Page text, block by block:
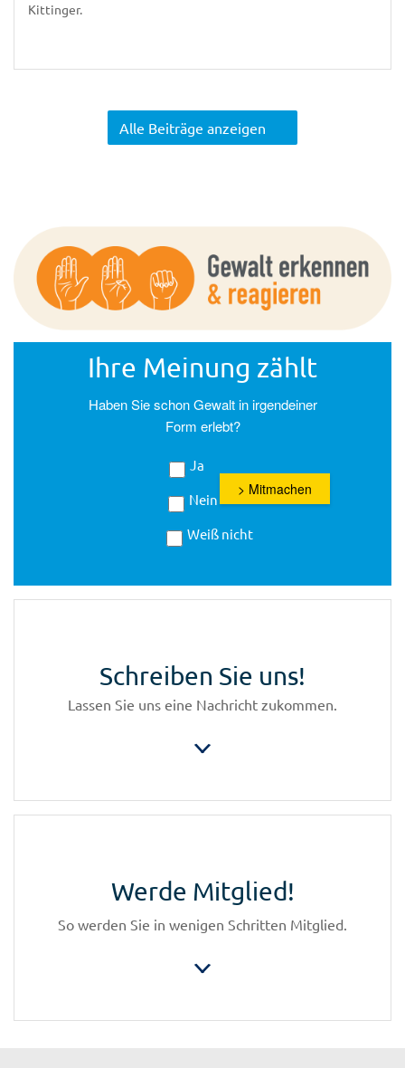
Kittinger.
Alle Beiträge anzeigen
Ihre Meinung zählt
Haben Sie schon Gewalt in irgendeiner
Form erlebt?
Ja
Nein
Weiß nicht
> Mitmachen
Schreiben Sie uns!
Lassen Sie uns eine Nachricht zukommen.
Werde Mitglied!
So werden Sie in wenigen Schritten Mitglied.